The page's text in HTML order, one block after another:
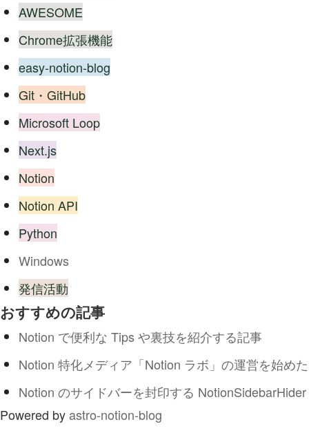
AWESOME
Chrome拡張機能
easy-notion-blog
Git・GitHub
Microsoft Loop
Next.js
Notion
Notion API
Python
Windows
発信活動
おすすめの記事
Notion で便利な Tips や裏技を紹介する記事
Notion 特化メディア「Notion ラボ」の運営を始めた
Notion のサイドバーを封印する NotionSidebarHider
Powered byastro-notion-blog